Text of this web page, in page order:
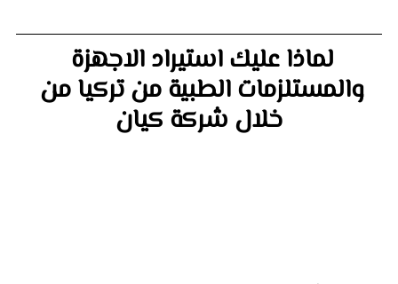
لماذا عليك استيراد الاجهزة
والمستلزمات الطبية من تركيا من
خلال شركة كيان